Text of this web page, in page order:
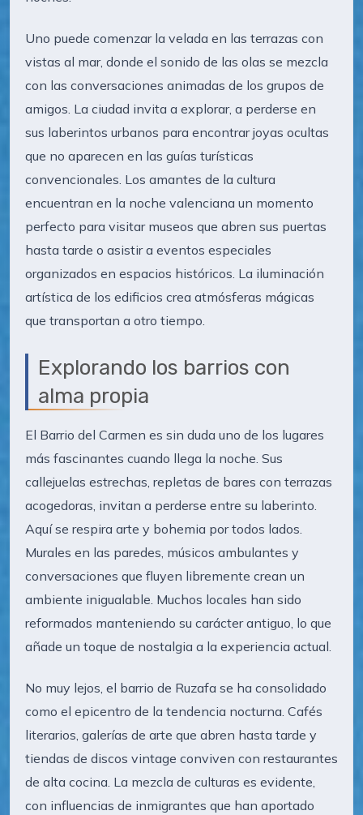
Uno puede comenzar la velada en las terrazas con
vistas al mar, donde el sonido de las olas se mezcla
con las conversaciones animadas de los grupos de
amigos. La ciudad invita a explorar, a perderse en
sus laberintos urbanos para encontrar joyas ocultas
que no aparecen en las guías turísticas
convencionales. Los amantes de la cultura
encuentran en la noche valenciana un momento
perfecto para visitar museos que abren sus puertas
hasta tarde o asistir a eventos especiales
organizados en espacios históricos. La iluminación
artística de los edificios crea atmósferas mágicas
que transportan a otro tiempo.
Explorando los barrios con
alma propia
El Barrio del Carmen es sin duda uno de los lugares
más fascinantes cuando llega la noche. Sus
callejuelas estrechas, repletas de bares con terrazas
acogedoras, invitan a perderse entre su laberinto.
Aquí se respira arte y bohemia por todos lados.
Murales en las paredes, músicos ambulantes y
conversaciones que fluyen libremente crean un
ambiente inigualable. Muchos locales han sido
reformados manteniendo su carácter antiguo, lo que
añade un toque de nostalgia a la experiencia actual.
No muy lejos, el barrio de Ruzafa se ha consolidado
como el epicentro de la tendencia nocturna. Cafés
literarios, galerías de arte que abren hasta tarde y
tiendas de discos vintage conviven con restaurantes
de alta cocina. La mezcla de culturas es evidente,
con influencias de inmigrantes que han aportado